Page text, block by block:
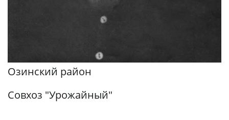
Озинский район
Совхоз "Урожайный"